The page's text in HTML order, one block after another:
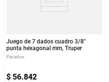
Juego de 7 dados cuadro 3/8"
punta hexagonal mm, Truper
Paradox
$ 56.842